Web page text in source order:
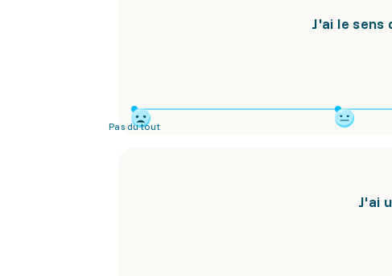
J'ai le sens
Pas du tout
J'ai